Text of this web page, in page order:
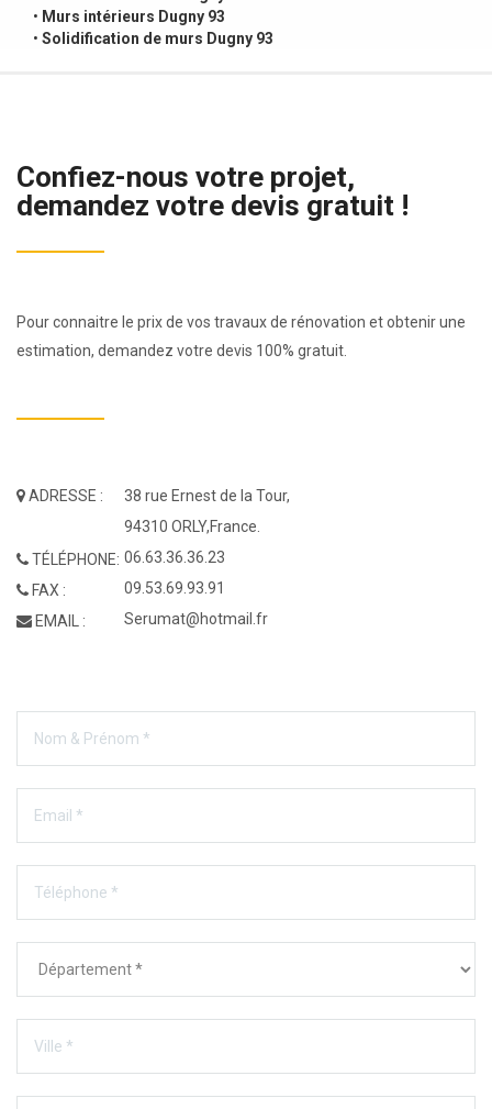
• Murs intérieurs Dugny 93
• Solidification de murs Dugny 93
Confiez-nous votre projet,
demandez votre devis gratuit !
Pour connaitre le prix de vos travaux de rénovation et obtenir une
estimation, demandez votre devis 100% gratuit.
ADRESSE :
TÉLÉPHONE:
FAX :
EMAIL :
38 rue Ernest de la Tour,
94310 ORLY,France.
06.63.36.36.23
09.53.69.93.91
Serumat@hotmail.fr